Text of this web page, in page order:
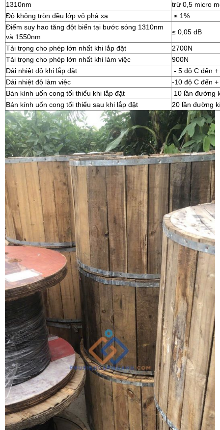
1310nm
trừ 0,5 micro
Độ không tròn đều lớp vỏ phả xạ
≤ 1%
Điểm suy hao tăng đột biến tại bước sóng 1310nm
và 1550nm
≤ 0,05 dB
Tải trọng cho phép lớn nhất khi lắp đặt
2700N
Tải trọng cho phép lớn nhất khi làm việc
900N
Dải nhiệt độ khi lắp đặt
- 5 độ C đến
Dải nhiệt độ làm việc
-10 độ C đến
Bán kính uốn cong tối thiểu khi lắp đặt
10 lần đường
Bán kính uốn cong tối thiểu sau khi lắp đặt
20 lần đường